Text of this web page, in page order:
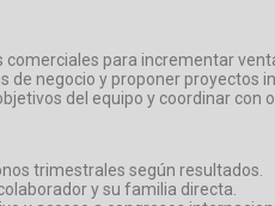
para incrementar
de negocio y proponer proyectos
del equipo y coordinar con
trimestrales según resultados.
y su familia directa.